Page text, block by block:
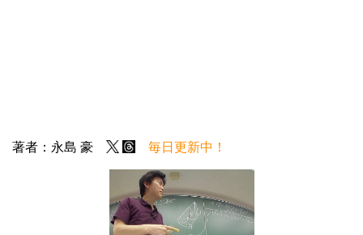
著者：永島 豪 毎日更新中！